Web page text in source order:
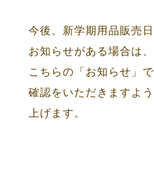
今後、新学期用品販売
お知らせがある場合は
こちらの「お知らせ」
確認をいただきますよ
上げます。